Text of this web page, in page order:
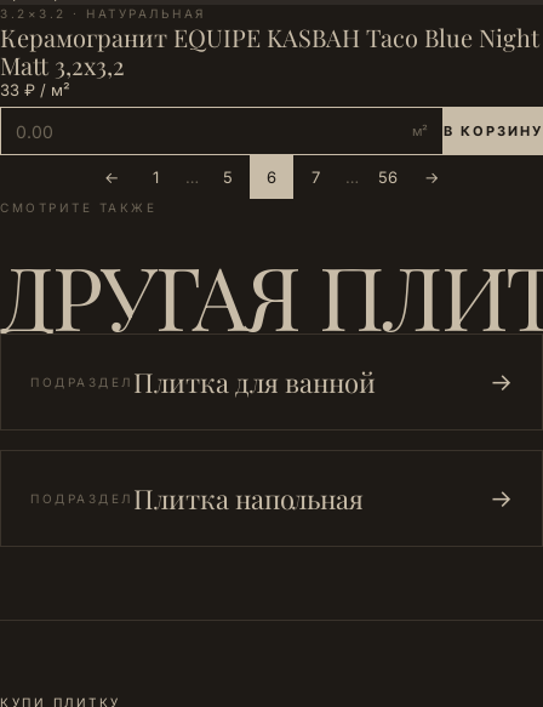
3.2×3.2 · НАТУРАЛЬНАЯ
Керамогранит EQUIPE KASBAH Taco Blue Night
Matt 3,2х3,2
33 ₽ / м²
м² В КОРЗИНУ
← 1 … 5 6 7 … 56 →
СМОТРИТЕ ТАКЖЕ
ДРУГАЯ
ПОДРАЗДЕЛ Плитка для ванной →
ПОДРАЗДЕЛ Плитка напольная →
КУПИ ПЛИТКУ